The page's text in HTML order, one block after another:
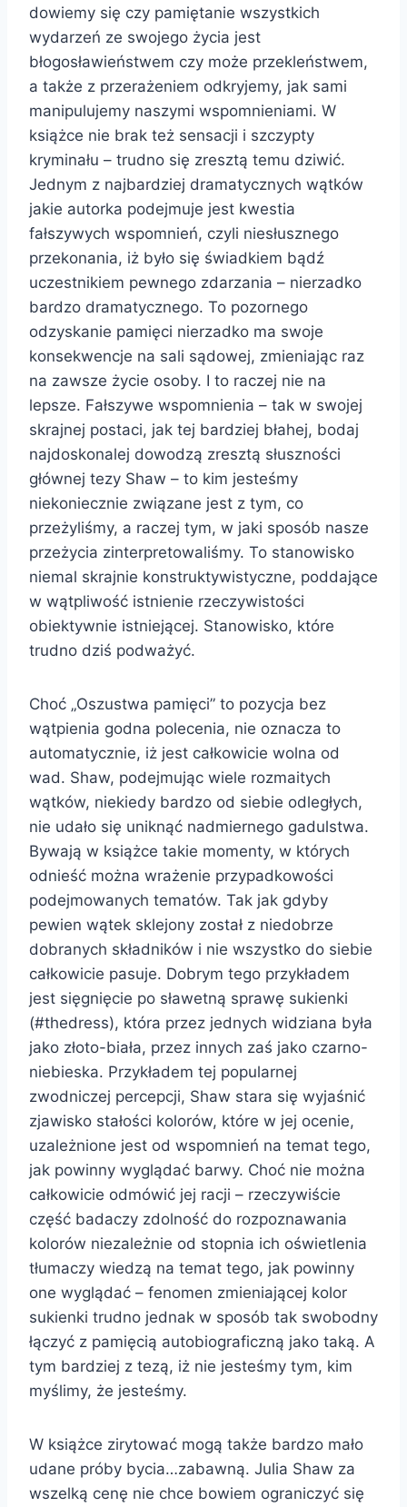
dowiemy się czy pamiętanie wszystkich
wydarzeń ze swojego życia jest
błogosławieństwem czy może przekleństwem,
a także z przerażeniem odkryjemy, jak sami
manipulujemy naszymi wspomnieniami. W
książce nie brak też sensacji i szczypty
kryminału – trudno się zresztą temu dziwić.
Jednym z najbardziej dramatycznych wątków
jakie autorka podejmuje jest kwestia
fałszywych wspomnień, czyli niesłusznego
przekonania, iż było się świadkiem bądź
uczestnikiem pewnego zdarzania – nierzadko
bardzo dramatycznego. To pozornego
odzyskanie pamięci nierzadko ma swoje
konsekwencje na sali sądowej, zmieniając raz
na zawsze życie osoby. I to raczej nie na
lepsze. Fałszywe wspomnienia – tak w swojej
skrajnej postaci, jak tej bardziej błahej, bodaj
najdoskonalej dowodzą zresztą słuszności
głównej tezy Shaw – to kim jesteśmy
niekoniecznie związane jest z tym, co
przeżyliśmy, a raczej tym, w jaki sposób nasze
przeżycia zinterpretowaliśmy. To stanowisko
niemal skrajnie konstruktywistyczne, poddające
w wątpliwość istnienie rzeczywistości
obiektywnie istniejącej. Stanowisko, które
trudno dziś podważyć.
Choć „Oszustwa pamięci” to pozycja bez
wątpienia godna polecenia, nie oznacza to
automatycznie, iż jest całkowicie wolna od
wad. Shaw, podejmując wiele rozmaitych
wątków, niekiedy bardzo od siebie odległych,
nie udało się uniknąć nadmiernego gadulstwa.
Bywają w książce takie momenty, w których
odnieść można wrażenie przypadkowości
podejmowanych tematów. Tak jak gdyby
pewien wątek sklejony został z niedobrze
dobranych składników i nie wszystko do siebie
całkowicie pasuje. Dobrym tego przykładem
jest sięgnięcie po sławetną sprawę sukienki
(#thedress), która przez jednych widziana była
jako złoto-biała, przez innych zaś jako czarno-
niebieska. Przykładem tej popularnej
zwodniczej percepcji, Shaw stara się wyjaśnić
zjawisko stałości kolorów, które w jej ocenie,
uzależnione jest od wspomnień na temat tego,
jak powinny wyglądać barwy. Choć nie można
całkowicie odmówić jej racji – rzeczywiście
część badaczy zdolność do rozpoznawania
kolorów niezależnie od stopnia ich oświetlenia
tłumaczy wiedzą na temat tego, jak powinny
one wyglądać – fenomen zmieniającej kolor
sukienki trudno jednak w sposób tak swobodny
łączyć z pamięcią autobiograficzną jako taką. A
tym bardziej z tezą, iż nie jesteśmy tym, kim
myślimy, że jesteśmy.
W książce zirytować mogą także bardzo mało
udane próby bycia…zabawną. Julia Shaw za
wszelką cenę nie chce bowiem ograniczyć się